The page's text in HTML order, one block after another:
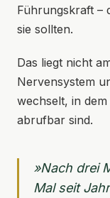
Führungskraft –
sie sollten.
Das liegt nicht
Nervensystem
wechselt, in
abrufbar sind.
»Nach drei
Mal seit